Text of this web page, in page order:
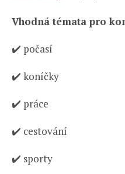
Vhodná témata pro
✔️ počasí
✔️ koníčky
✔️ práce
✔️ cestování
✔️ sporty